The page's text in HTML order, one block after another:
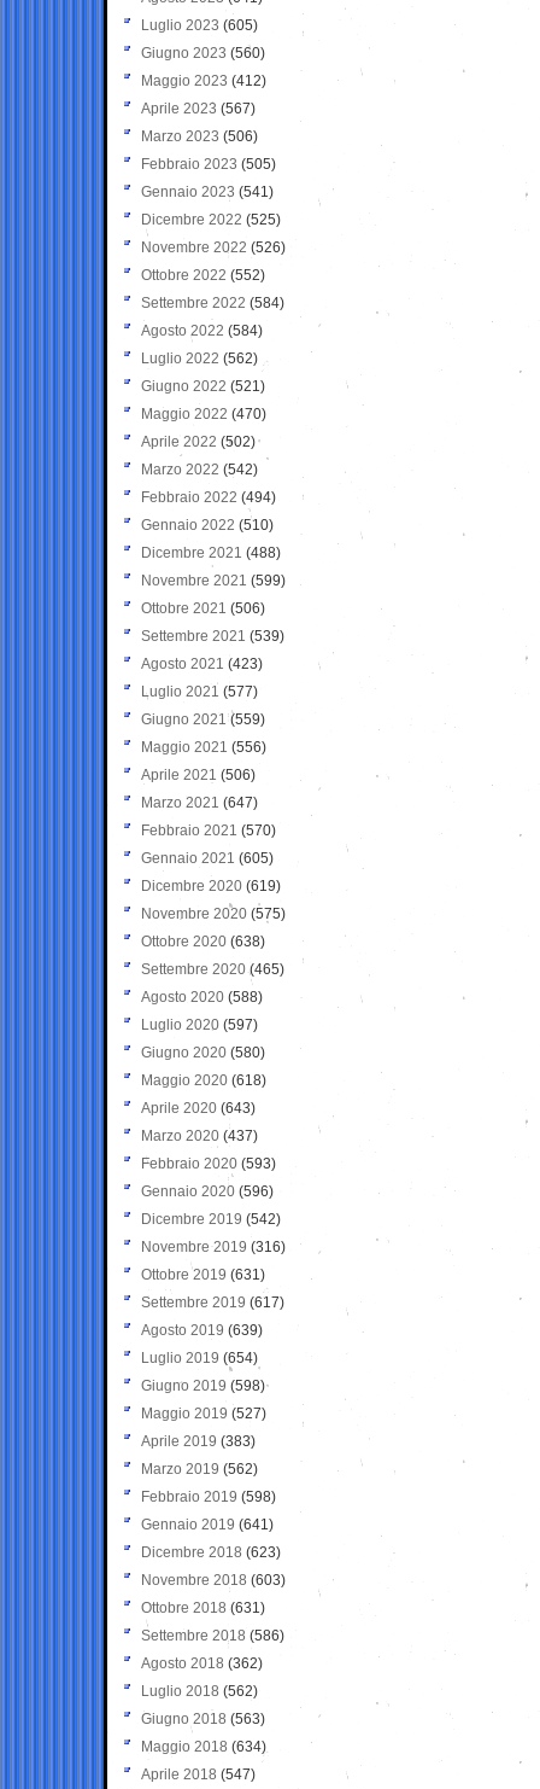
Luglio 2023 (605)
Giugno 2023 (560)
Maggio 2023 (412)
Aprile 2023 (567)
Marzo 2023 (506)
Febbraio 2023 (505)
Gennaio 2023 (541)
Dicembre 2022 (525)
Novembre 2022 (526)
Ottobre 2022 (552)
Settembre 2022 (584)
Agosto 2022 (584)
Luglio 2022 (562)
Giugno 2022 (521)
Maggio 2022 (470)
Aprile 2022 (502)
Marzo 2022 (542)
Febbraio 2022 (494)
Gennaio 2022 (510)
Dicembre 2021 (488)
Novembre 2021 (599)
Ottobre 2021 (506)
Settembre 2021 (539)
Agosto 2021 (423)
Luglio 2021 (577)
Giugno 2021(559)
Maggio 2021 (556)
Aprile 2021 (506)
Marzo 2021 (647)
Febbraio 2021 (570)
Gennaio 2021 (605)
Dicembre 2020 (619)
Novembre 2020 (575)
Ottobre 2020 (638)
Settembre 2020(465)
Agosto 2020 (588)
Luglio 2020 (597)
Giugno 2020 (580)
Maggio 2020 (618)
Aprile 2020 (643)
Marzo 2020 (437)
Febbraio 2020 (593)
Gennaio 2020 (596)
Dicembre 2019 (542)
Novembre 2019 (316)
Ottobre 2019 (631)
Settembre 2019 (617)
Agosto 2019 (639)
Luglio 2019 (654)
Giugno 2019 (598)
Maggio 2019 (527)
Aprile 2019 (383)
Marzo 2019 (562)
Febbraio 2019 (598)
Gennaio 2019 (641)
Dicembre 2018 (623)
Novembre 2018 (603)
Ottobre 2018 (631)
Settembre 2018 (586)
Agosto 2018 (362)
Luglio 2018 (562)
Giugno 2018 (563)
Maggio 2018 (634)
Aprile 2018 (547)